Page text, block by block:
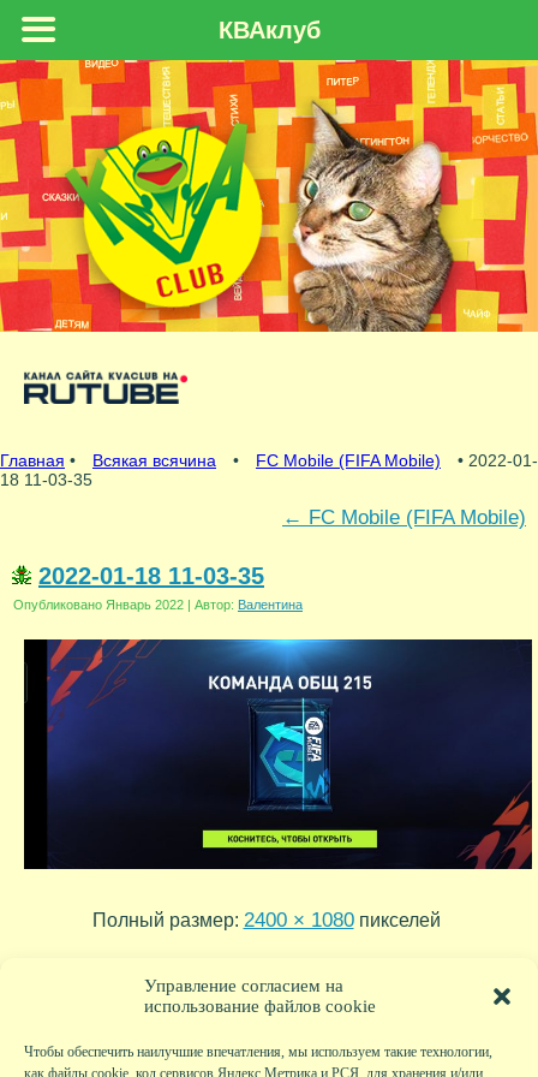
Управление согласием на
использование файлов cookie
Чтобы обеспечить наилучшие впечатления, мы используем такие технологии,
как файлы cookie, код сервисов Яндекс.Метрика и РСЯ, для хранения и/или
Главная • Всякая всячина • FC Mobile (FIFA Mobile)
• 2022-01-
18 11-03-35
← FC Mobile (FIFA Mobile)
2022-01-18 11-03-35
Опубликовано Январь 2022 | Автор: Валентина
Полный размер: 2400 × 1080пикселей
КВАклуб